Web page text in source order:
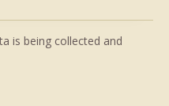
is being collected and